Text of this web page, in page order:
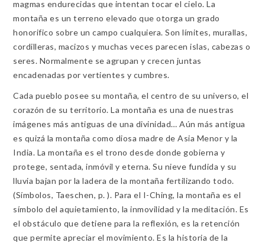
magmas endurecidas que intentan tocar el cielo. La
montaña es un terreno elevado que otorga un grado
honorifico sobre un campo cualquiera. Son límites, murallas,
cordilleras, macizos y muchas veces parecen islas, cabezas o
seres. Normalmente se agrupan y crecen juntas
encadenadas por vertientes y cumbres.
Cada pueblo posee su montaña, el centro de su universo, el
corazón de su territorio. La montaña es una de nuestras
imágenes más antiguas de una divinidad… Aún más antigua
es quizá la montaña como diosa madre de Asia Menor y la
India. La montaña es el trono desde donde gobierna y
protege, sentada, inmóvil y eterna. Su nieve fundida y su
lluvia bajan por la ladera de la montaña fertilizando todo.
(Símbolos, Taeschen, p. ). Para el I-Ching, la montaña es el
símbolo del aquietamiento, la inmovilidad y la meditación. Es
el obstáculo que detiene para la reflexión, es la retención
que permite apreciar el movimiento. Es la historia de la